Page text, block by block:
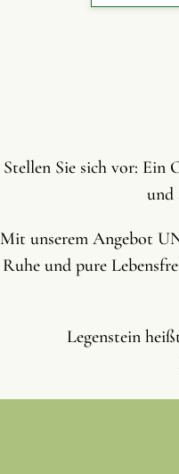
Stellen Sie sich vor: Ein
und
Mit unserem Angebot
Ruhe und pure
Legenstein